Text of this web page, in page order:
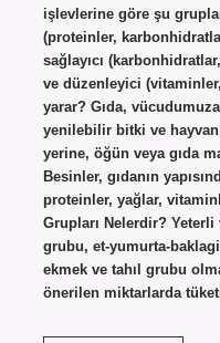
işlevlerine göre şu
(proteinler,
sağlayıcı
ve düzenleyici
yarar? Gıda,
yenilebilir bitki ve hayvan
yerine, öğün veya gıda
Besinler, gıdanın
proteinler, yağlar,
Grupları Nelerdir?
grubu, et-yumurta-
ekmek ve tahıl grubu
önerilen miktarlarda